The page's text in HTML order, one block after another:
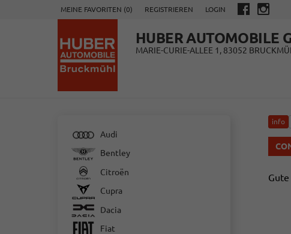
MEINE FAVORITEN (0) REGISTRIEREN LOGIN
HUBER AUTOMOBILE
MARIE-CURIE-ALLEE 1, 83052
info
Audi
Bentley
Citroën
Cupra
Dacia
Fiat